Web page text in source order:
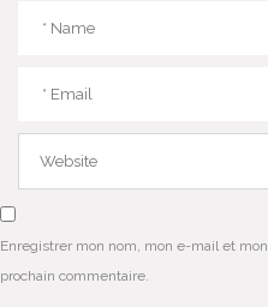
Enregistrer mon nom, mon e-mail et
prochain commentaire.